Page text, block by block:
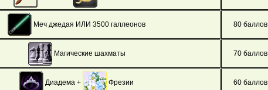
Меч джедая ИЛИ 3500 галлеонов 80 баллов
Магические шахматы 70 баллов
Диадема + Фрезии 60 баллов